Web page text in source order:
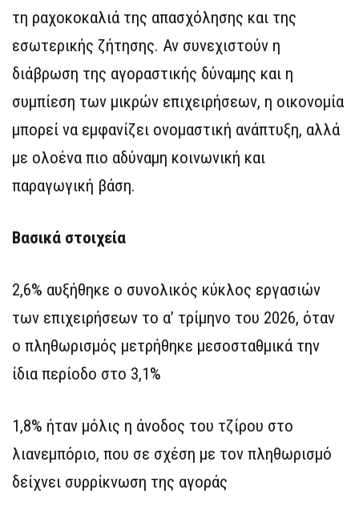
τη ραχοκοκαλιά της απασχόλησης και της
εσωτερικής ζήτησης. Αν συνεχιστούν η
διάβρωση της αγοραστικής δύναμης και η
συμπίεση των μικρών επιχειρήσεων, η οικονομία
μπορεί να εμφανίζει ονομαστική ανάπτυξη, αλλά
με ολοένα πιο αδύναμη κοινωνική και
παραγωγική βάση.
Βασικά στοιχεία
2,6% αυξήθηκε ο συνολικός κύκλος εργασιών
των επιχειρήσεων το α’ τρίμηνο του 2026, όταν
ο πληθωρισμός μετρήθηκε μεσοσταθμικά την
ίδια περίοδο στο 3,1%
1,8% ήταν μόλις η άνοδος του τζίρου στο
λιανεμπόριο, που σε σχέση με τον πληθωρισμό
δείχνει συρρίκνωση της αγοράς